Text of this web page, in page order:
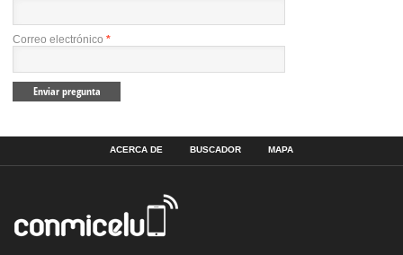
Correo electrónico *
ACERCA DE BUSCADOR MAPA